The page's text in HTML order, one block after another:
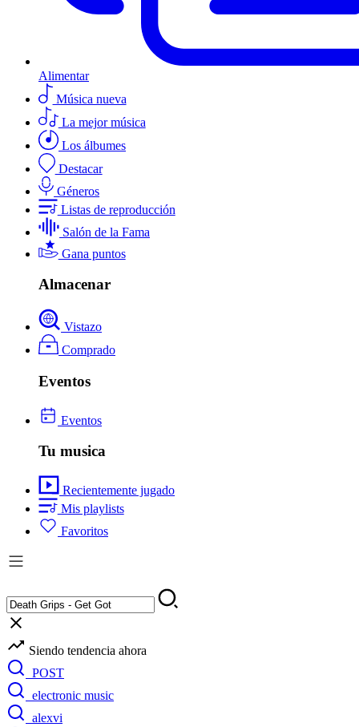
Alimentar
Música nueva
La mejor música
Los álbumes
Destacar
Géneros
Listas de reproducción
Salón de la Fama
Gana puntos
Almacenar
Vistazo
Comprado
Eventos
Eventos
Tu musica
Recientemente jugado
Mis playlists
Favoritos
Siendo tendencia ahora
POST
electronic music
alexvi